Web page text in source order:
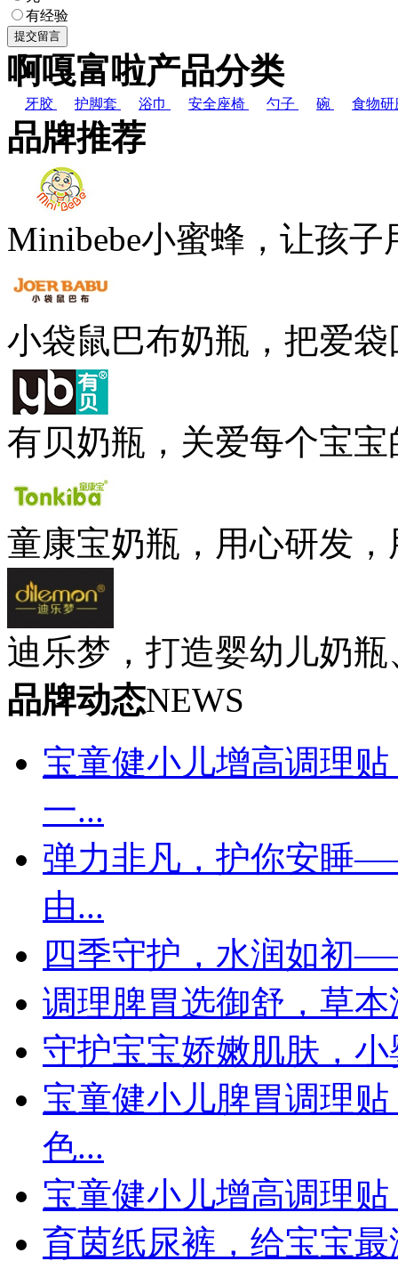
有经验
啊嘎富啦产品分类
牙胶 护脚套 浴巾 安全座椅 勺子 碗 食物研
品牌推荐
Minibebe小蜜蜂，让孩子
小袋鼠巴布奶瓶，把爱袋
有贝奶瓶，关爱每个宝
童康宝奶瓶，用心研发
迪乐梦，打造婴幼儿奶
品牌动态NEWS
宝童健小儿增高调理
一...
弹力非凡，护你安睡
由...
四季守护，水润如初
调理脾胃选御舒，草
守护宝宝娇嫩肌肤，
宝童健小儿脾胃调理
色...
宝童健小儿增高调理
育茵纸尿裤，给宝宝